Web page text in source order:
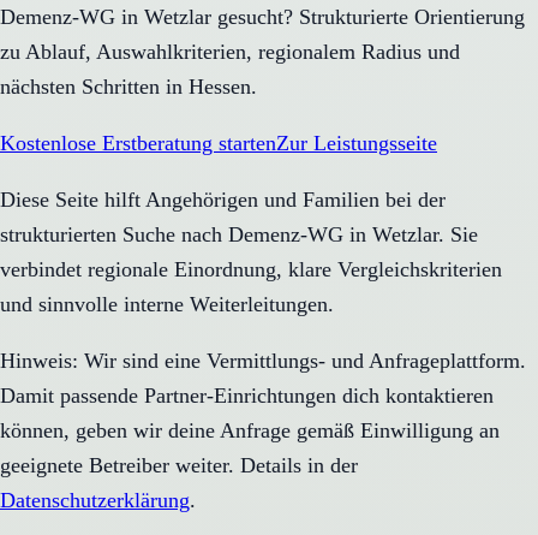
Demenz-WG in Wetzlar gesucht? Strukturierte Orientierung
zu Ablauf, Auswahlkriterien, regionalem Radius und
nächsten Schritten in Hessen.
Kostenlose Erstberatung startenZur Leistungsseite
Diese Seite hilft Angehörigen und Familien bei der
strukturierten Suche nach Demenz-WG in Wetzlar. Sie
verbindet regionale Einordnung, klare Vergleichskriterien
und sinnvolle interne Weiterleitungen.
Hinweis: Wir sind eine Vermittlungs- und Anfrageplattform.
Damit passende Partner-Einrichtungen dich kontaktieren
können, geben wir deine Anfrage gemäß Einwilligung an
geeignete Betreiber weiter. Details in der
Datenschutzerklärung.